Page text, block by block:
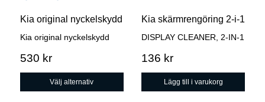
Kia original nyckelskydd
Kia original nyckelskydd
530 kr
Välj alternativ
har
flera
varianter.
De
Kia skärmrengöring 2-i-1
DISPLAY CLEANER, 2-IN-1
136 kr
Lägg till i varukorg